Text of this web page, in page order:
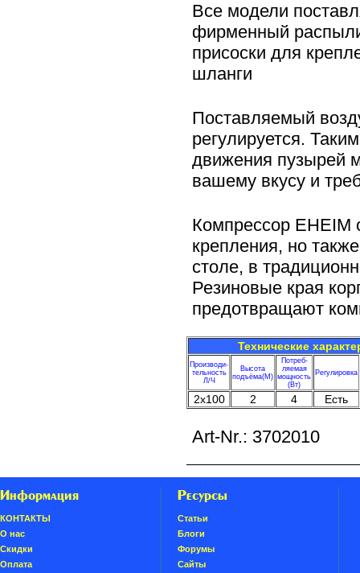
Все модели
фирменный
присоски для
шланги
Поставляемый
регулируется.
движения пузырей
вашему вкусу и
Компрессор EHEIM
крепления, но
столе, в
Резиновые края
предотвращают
Технические
Производи-
тельность
Л/Ч
Высота
подъёма(М)
Потреб-
ляемая
мощность
(Вт)
Регулировка
2x100 2 4 Есть
Art-Nr.: 3702010
Информация
КОНТАКТЫ
О нас
Скидки
Oплатa
Ресурсы
Статьи
Блоги
Форумы
Сайты